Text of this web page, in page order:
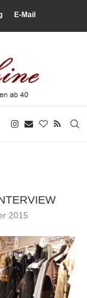
E-Mail
2015